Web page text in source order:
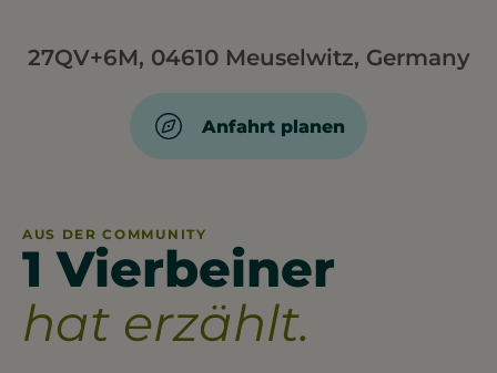
27QV+6M, 04610 Meuselwitz, Germany
Anfahrt planen
AUS DER COMMUNITY
1 Vierbeiner
hat erzählt.